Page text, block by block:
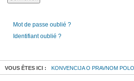
Mot de passe oublié ?
Identifiant oublié ?
VOUS ÊTES ICI : KONVENCIJA O PRAVNOM